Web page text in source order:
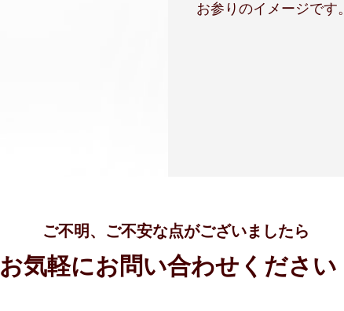
お参りのイメージです
ご不明、ご不安な点がございましたら
お気軽にお問い合わせください